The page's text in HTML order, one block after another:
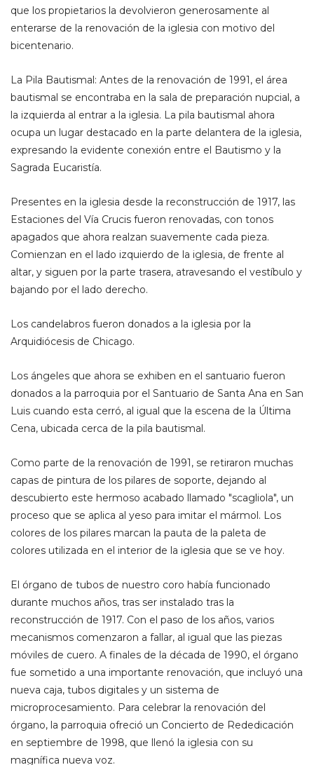
que los propietarios la devolvieron generosamente al
enterarse de la renovación de la iglesia con motivo del
bicentenario.
La Pila Bautismal: Antes de la renovación de 1991, el área
bautismal se encontraba en la sala de preparación nupcial, a
la izquierda al entrar a la iglesia. La pila bautismal ahora
ocupa un lugar destacado en la parte delantera de la iglesia,
expresando la evidente conexión entre el Bautismo y la
Sagrada Eucaristía.
Presentes en la iglesia desde la reconstrucción de 1917, las
Estaciones del Vía Crucis fueron renovadas, con tonos
apagados que ahora realzan suavemente cada pieza.
Comienzan en el lado izquierdo de la iglesia, de frente al
altar, y siguen por la parte trasera, atravesando el vestíbulo y
bajando por el lado derecho.
Los candelabros fueron donados a la iglesia por la
Arquidiócesis de Chicago.
Los ángeles que ahora se exhiben en el santuario fueron
donados a la parroquia por el Santuario de Santa Ana en San
Luis cuando esta cerró, al igual que la escena de la Última
Cena, ubicada cerca de la pila bautismal.
Como parte de la renovación de 1991, se retiraron muchas
capas de pintura de los pilares de soporte, dejando al
descubierto este hermoso acabado llamado "scagliola", un
proceso que se aplica al yeso para imitar el mármol. Los
colores de los pilares marcan la pauta de la paleta de
colores utilizada en el interior de la iglesia que se ve hoy.
El órgano de tubos de nuestro coro había funcionado
durante muchos años, tras ser instalado tras la
reconstrucción de 1917. Con el paso de los años, varios
mecanismos comenzaron a fallar, al igual que las piezas
móviles de cuero. A finales de la década de 1990, el órgano
fue sometido a una importante renovación, que incluyó una
nueva caja, tubos digitales y un sistema de
microprocesamiento. Para celebrar la renovación del
órgano, la parroquia ofreció un Concierto de Rededicación
en septiembre de 1998, que llenó la iglesia con su
magnífica nueva voz.